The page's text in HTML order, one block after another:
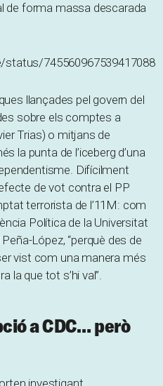
de forma massa descarada
745560967539417088
llançades pel govern del
sobre els comptes a
Trias) o mitjans de
la punta de l’iceberg d’una
Difícilment
de vot contra el PP
terrorista de l’11M: com
Política de la Universitat
López, “perquè des de
vist com una manera més
la que tot s’hi val”.
a CDC… però